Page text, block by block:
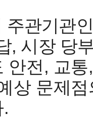
주관기관
, 시장 당
안전 , 교통
상 문제
.